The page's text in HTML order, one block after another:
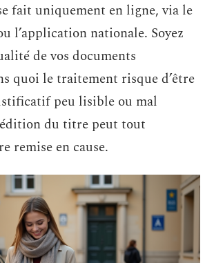
fait uniquement en ligne, via le
l’application nationale. Soyez
de vos documents
quoi le traitement risque d’être
peu lisible ou mal
du titre peut tout
remise en cause.